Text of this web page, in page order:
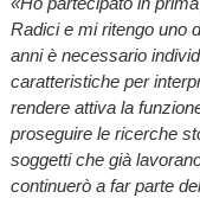
Radici e mi ritengo uno
anni è necessario
caratteristiche per
rendere attiva la
proseguire le ricerche
soggetti che già
continuerò a far parte